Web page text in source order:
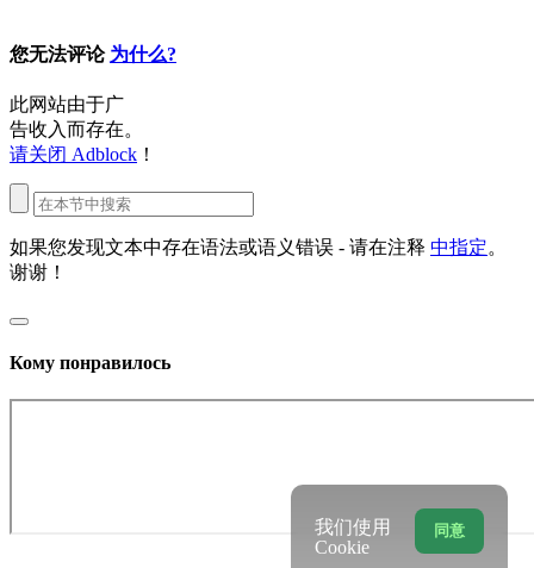
您无法评论 为什么?
此网站由于广
告收入而存在。
请关闭 Adblock ！
如果您发现文本中存在语法或语义错误 - 请在注释 中指定。
谢谢！
Кому понравилось
同意
我们使用
Cookie